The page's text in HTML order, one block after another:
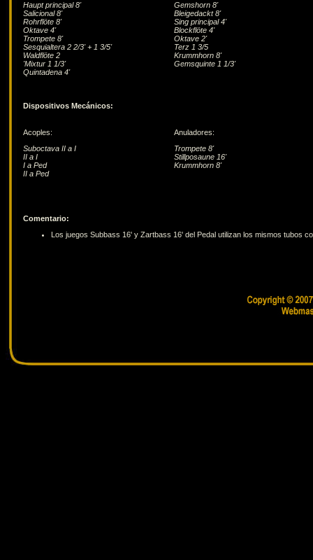
Haupt principal 8'
Salicional 8'
Rohrflöte 8'
Oktave 4'
Trompete 8'
Sesquialtera 2 2/3' + 1 3/5'
Waldflöte 2
'Mixtur 1 1/3'
Quintadena 4'
Gemshorn 8'
Bleigedackt 8'
Sing principal 4'
Blockflöte 4'
Oktave 2'
Terz 1 3/5
Krummhorn 8'
Gemsquinte 1 1/3'
Dispositivos Mecánicos:
Acoples:
Suboctava II a I
II a I
I a Ped
II a Ped
Anuladores:
Trompete 8'
Stillposaune 16'
Krummhorn 8'
Comentario:
Los juegos Subbass 16' y Zartbass 16' del Pedal utilizan los mismos tubos